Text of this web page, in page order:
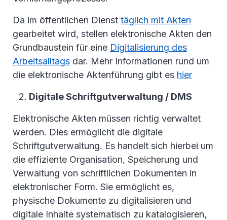
Da im öffentlichen Dienst täglich mit Akten
gearbeitet wird, stellen elektronische Akten den
Grundbaustein für eine Digitalisierung des
Arbeitsalltags dar. Mehr Informationen rund um
die elektronische Aktenführung gibt es hier
Digitale Schriftgutverwaltung / DMS
Elektronische Akten müssen richtig verwaltet
werden. Dies ermöglicht die digitale
Schriftgutverwaltung. Es handelt sich hierbei um
die effiziente Organisation, Speicherung und
Verwaltung von schriftlichen Dokumenten in
elektronischer Form. Sie ermöglicht es,
physische Dokumente zu digitalisieren und
digitale Inhalte systematisch zu katalogisieren,